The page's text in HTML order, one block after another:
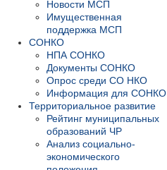
Новости МСП
Имущественная
поддержка МСП
СОНКО
НПА СОНКО
Документы СОНКО
Опрос среди СО НКО
Информация для СОНКО
Территориальное развитие
Рейтинг муниципальных
образований ЧР
Анализ социально-
экономического